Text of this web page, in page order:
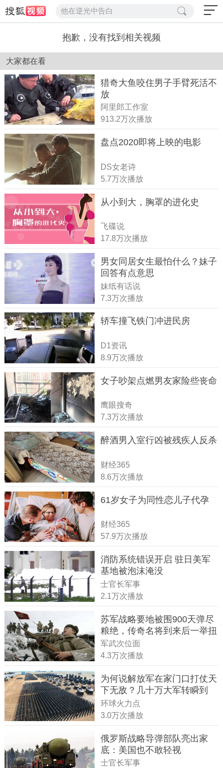
他在逆光中告白
抱歉，没有找到相关视频
大家都在看
猎奇大鱼咬住男子手臂死活不
放
阿里郎工作室
913.2万次播放
盘点2020即将上映的电影
DS女老诗
5.7万次播放
从小到大，胸罩的进化史
飞碟说
17.8万次播放
男女同居女生最怕什么？妹子
回答有点意思
妹纸有话说
7.3万次播放
轿车撞飞铁门冲进民房
D1资讯
8.9万次播放
女子吵架点燃男友家险些丧命
鹰眼搜奇
7.3万次播放
醉酒男入室行凶被残疾人反杀
财经365
8.6万次播放
61岁女子为同性恋儿子代孕
财经365
57.9万次播放
消防系统错误开启 驻日美军
基地被泡沫淹没
士官长军事
2.1万次播放
苏军战略要地被围900天弹尽
粮绝，传奇名将到来后一举扭
转战局
军武次位面
4.3万次播放
为何说解放军在家门口打仗天
下无敌？几十万大军转瞬到
达！
环球火力点
3.0万次播放
俄罗斯战略导弹部队亮出家
底：美国也不敢轻视
士官长军事